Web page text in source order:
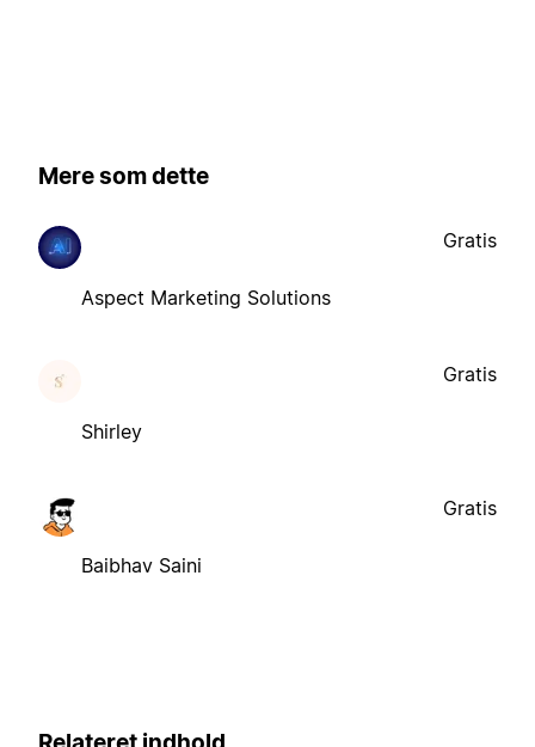
Mere som dette
Aspect Marketing Solutions
Gratis
Shirley
Gratis
Baibhav Saini
Gratis